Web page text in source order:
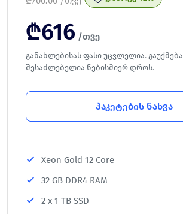
₾616 /თვე
განახლებისას ფასი უცვლელია. გაუქმება
შესაძლებელია ნებისმიერ დროს.
პაკეტების ნახვა
Xeon Gold 12 Core
32 GB DDR4 RAM
2 x 1 TB SSD